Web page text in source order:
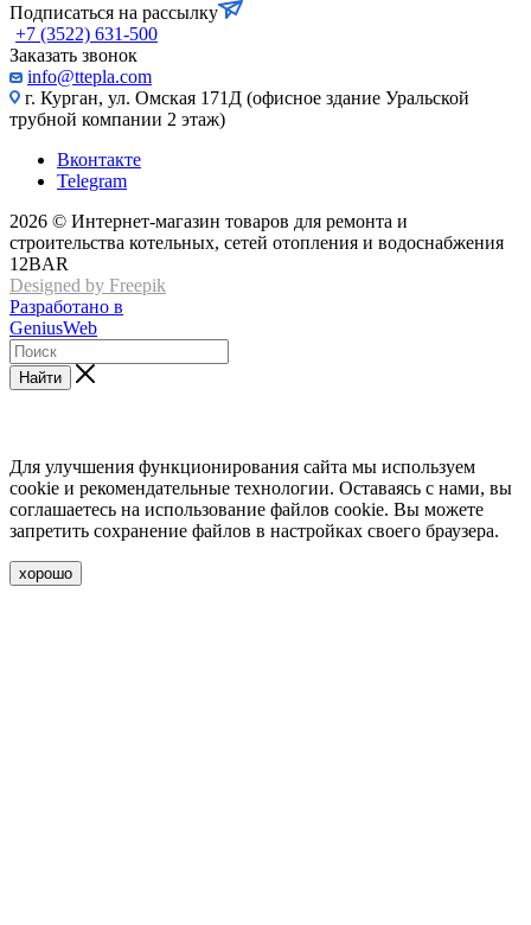
Подписаться на рассылку
+7 (3522) 631-500
Заказать звонок
info@ttepla.com
г. Курган, ул. Омская 171Д (офисное здание Уральской
трубной компании 2 этаж)
Вконтакте
Telegram
2026 © Интернет-магазин товаров для ремонта и
строительства котельных, сетей отопления и водоснабжения
12BAR
Designed by Freepik
Разработано в
GeniusWeb
Найти
Для улучшения функционирования сайта мы используем
cookie и рекомендательные технологии. Оставаясь с нами, вы
соглашаетесь на использование файлов cookie. Вы можете
запретить сохранение файлов в настройках своего браузера.
хорошо